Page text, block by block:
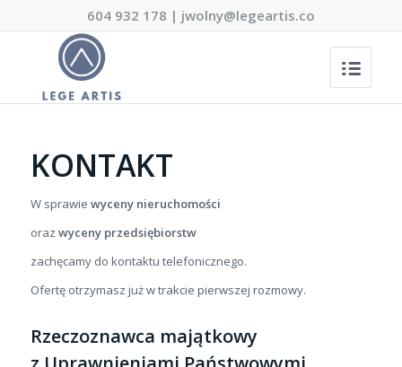
604 932 178 | jwolny@legeartis.co
KONTAKT
W sprawie wyceny nieruchomości
oraz wyceny przedsiębiorstw
zachęcamy do kontaktu telefonicznego.
Ofertę otrzymasz już w trakcie pierwszej rozmowy.
Rzeczoznawca majątkowy